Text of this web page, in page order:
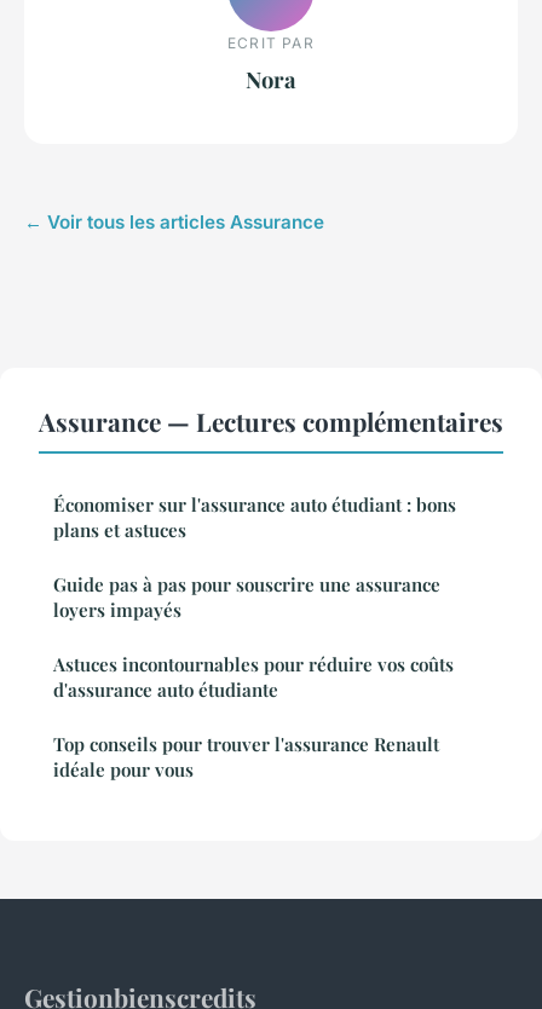
ECRIT PAR
Nora
← Voir tous les articles Assurance
Assurance — Lectures complémentaires
Économiser sur l'assurance auto étudiant : bons
plans et astuces
Guide pas à pas pour souscrire une assurance
loyers impayés
Astuces incontournables pour réduire vos coûts
d'assurance auto étudiante
Top conseils pour trouver l'assurance Renault
idéale pour vous
Gestionbienscredits